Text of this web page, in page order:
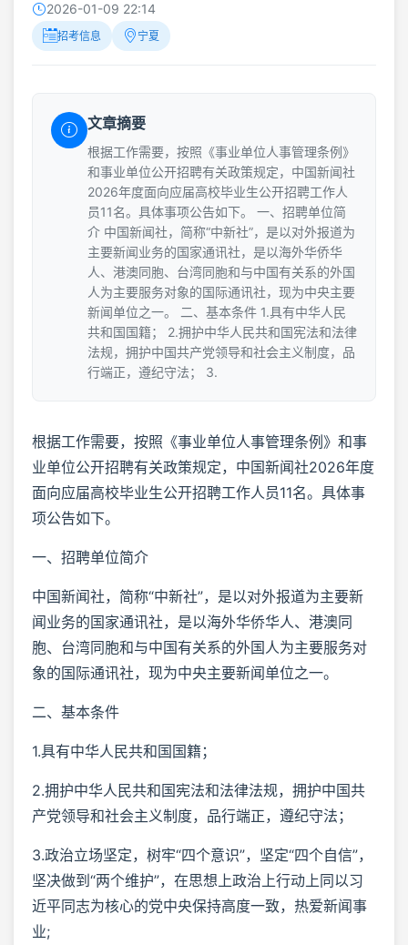
2026-01-09 22:14
招考信息 宁夏
文章摘要
根据工作需要，按照《事业单位人事管理条例》
和事业单位公开招聘有关政策规定，中国新闻社
2026年度面向应届高校毕业生公开招聘工作人
员11名。具体事项公告如下。 一、招聘单位简
介 中国新闻社，简称“中新社”，是以对外报道为
主要新闻业务的国家通讯社，是以海外华侨华
人、港澳同胞、台湾同胞和与中国有关系的外国
人为主要服务对象的国际通讯社，现为中央主要
新闻单位之一。 二、基本条件 1.具有中华人民
共和国国籍； 2.拥护中华人民共和国宪法和法律
法规，拥护中国共产党领导和社会主义制度，品
行端正，遵纪守法； 3.
根据工作需要，按照《事业单位人事管理条例》和事
业单位公开招聘有关政策规定，中国新闻社2026年度
面向应届高校毕业生公开招聘工作人员11名。具体事
项公告如下。
一、招聘单位简介
中国新闻社，简称“中新社”，是以对外报道为主要新
闻业务的国家通讯社，是以海外华侨华人、港澳同
胞、台湾同胞和与中国有关系的外国人为主要服务对
象的国际通讯社，现为中央主要新闻单位之一。
二、基本条件
1.具有中华人民共和国国籍；
2.拥护中华人民共和国宪法和法律法规，拥护中国共
产党领导和社会主义制度，品行端正，遵纪守法；
3.政治立场坚定，树牢“四个意识”，坚定“四个自信”，
坚决做到“两个维护”，在思想上政治上行动上同以习
近平同志为核心的党中央保持高度一致，热爱新闻事
业;